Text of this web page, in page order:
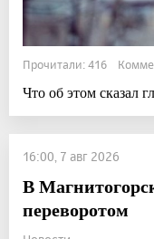
Прочитали: 416
Что об этом сказал
16:00, 7 авг 2026
В
переворотом